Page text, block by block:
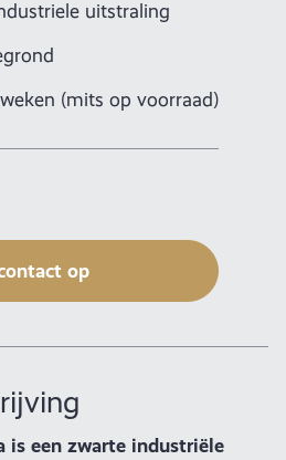
uitstraling
(mits op voorraad)
op
is een zwarte industriële